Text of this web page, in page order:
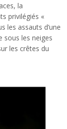
la
privilégiés «
les assauts d’une
sous les neiges
les crêtes du